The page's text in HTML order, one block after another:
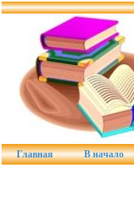
Главная В начало